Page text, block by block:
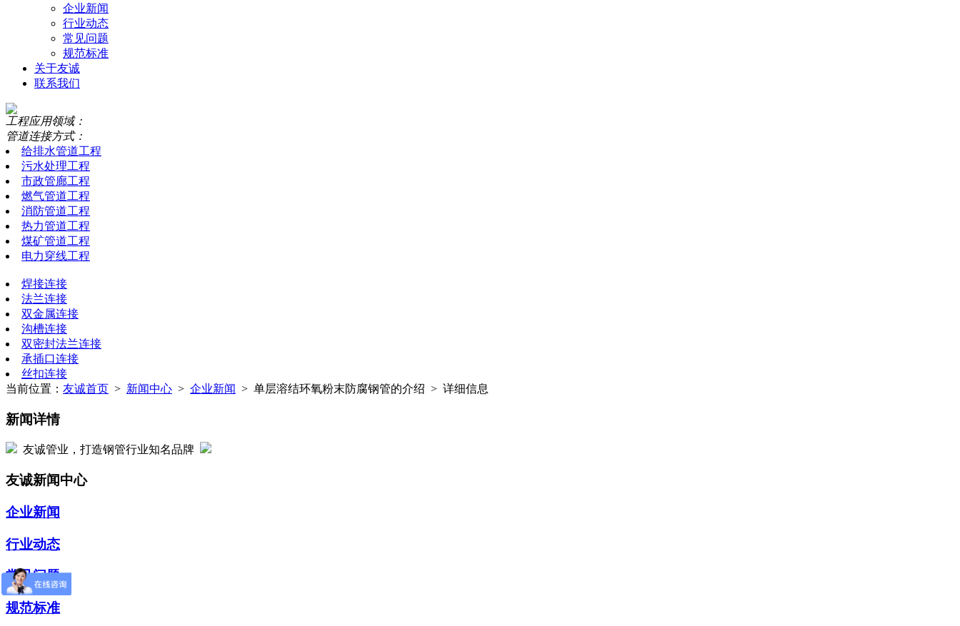
企业新闻
行业动态
常见问题
规范标准
关于友诚
联系我们
工程应用领域：
管道连接方式：
给排水管道工程
污水处理工程
市政管廊工程
燃气管道工程
消防管道工程
热力管道工程
煤矿管道工程
电力穿线工程
焊接连接
法兰连接
双金属连接
沟槽连接
双密封法兰连接
承插口连接
丝扣连接
当前位置： 友诚首页 > 新闻中心 > 企业新闻 > 单层溶结环氧粉末防腐钢管的介绍 > 详细信息
新闻详情
友诚管业，打造钢管行业知名品牌
友诚新闻中心
企业新闻
行业动态
常见问题
规范标准